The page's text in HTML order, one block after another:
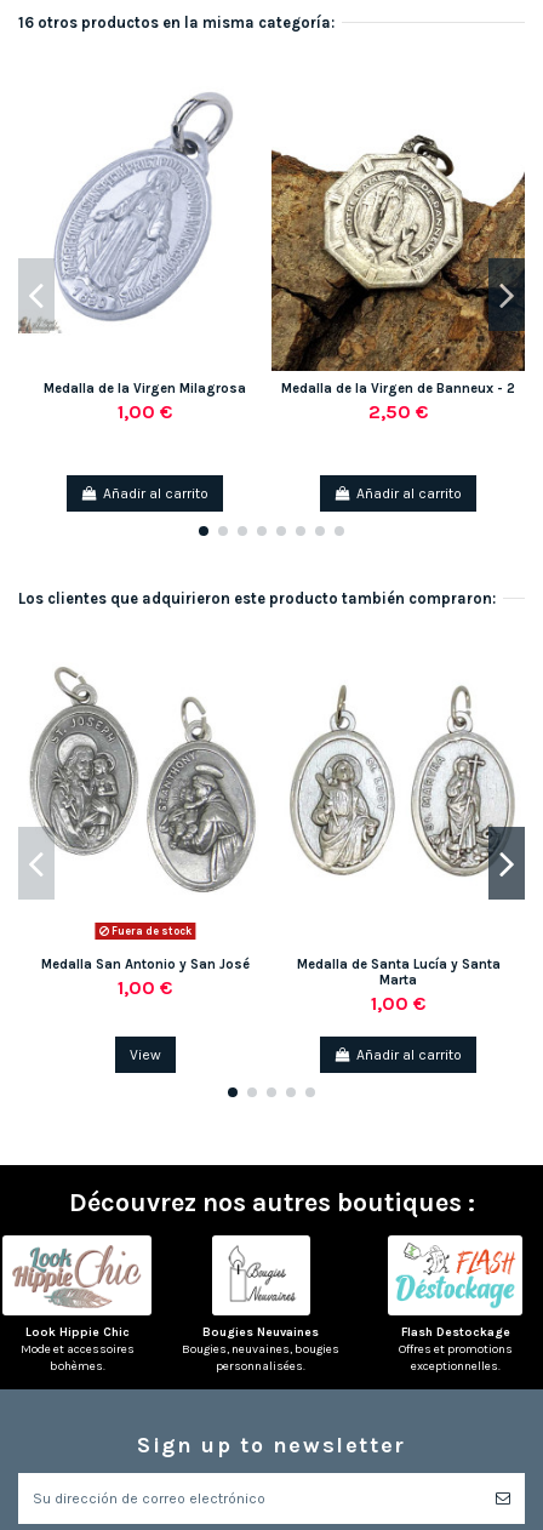
16 otros productos en la misma categoría:
Medalla de la Virgen Milagrosa
1,00 €
Añadir al carrito
Medalla de la Virgen de Banneux - 2
2,50 €
Añadir al carrito
Los clientes que adquirieron este producto también compraron:
Fuera de stock
Medalla San Antonio y San José
1,00 €
View
Medalla de Santa Lucía y Santa
Marta
1,00 €
Añadir al carrito
Découvrez nos autres boutiques :
Look Hippie Chic
Mode et accessoires
bohèmes.
Bougies Neuvaines
Bougies, neuvaines, bougies
personnalisées.
Flash Destockage
Offres et promotions
exceptionnelles.
Sign up to newsletter